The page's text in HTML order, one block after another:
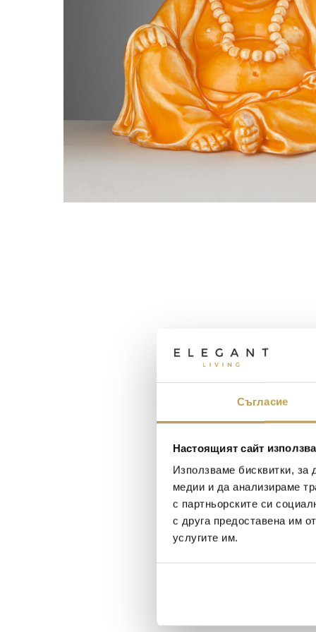
Съгласие
Настоящият сайт
Използваме бисквитки,
медии и да анализираме
с партньорските си
с друга предоставена им
услугите им.